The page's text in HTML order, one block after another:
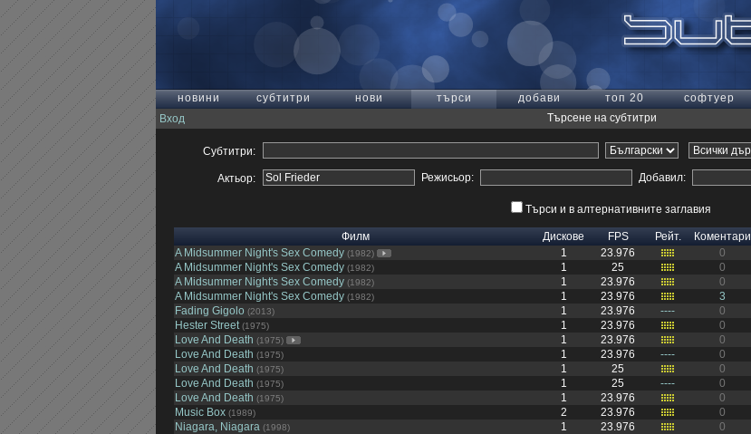
новини субтитри нови търси добави топ 20 софтуер
Вход
Търсене на субтитри
Субтитри:
Актьор: Режисьор: Добавил:
Търси и в алтернативните заглавия
Филм Дискове FPS Рейт. Коментари
A Midsummer Night's Sex Comedy (1982) 1 23.976 0
A Midsummer Night's Sex Comedy (1982) 1 25 0
A Midsummer Night's Sex Comedy (1982) 1 23.976 0
A Midsummer Night's Sex Comedy (1982) 1 23.976 3
Fading Gigolo (2013) 1 23.976 ---- 0
Hester Street (1975) 1 23.976 0
Love And Death (1975) 1 23.976 0
Love And Death (1975) 1 23.976 ---- 0
Love And Death (1975) 1 25 0
Love And Death (1975) 1 25 ---- 0
Love And Death (1975) 1 23.976 0
Music Box (1989) 2 23.976 0
Niagara, Niagara (1998) 1 23.976 0